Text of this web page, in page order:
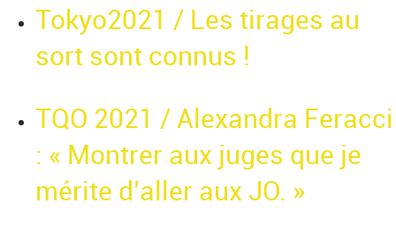
Tokyo2021 / Les tirages au
sort sont connus !
TQO 2021 / Alexandra Feracci
: « Montrer aux juges que je
mérite d’aller aux JO. »